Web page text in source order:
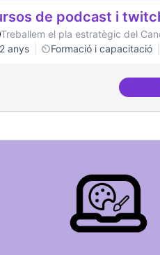
del postgrau
de podcast i
Treballem el pla estratègic del
2 anys
Formació i capacitació